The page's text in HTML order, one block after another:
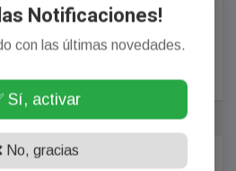
Notificaciones!
con las últimas novedades.
Sí, activar
No, gracias